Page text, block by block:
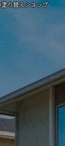
り替えショップ